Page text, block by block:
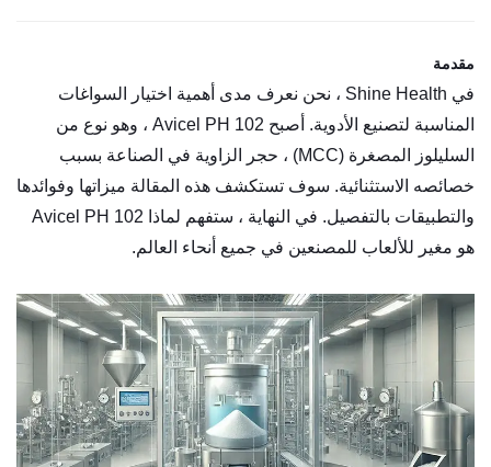
مقدمة
في Shine Health ، نحن نعرف مدى أهمية اختيار السواغات
المناسبة لتصنيع الأدوية. أصبح Avicel PH 102 ، وهو نوع من
السليلوز المصغرة (MCC) ، حجر الزاوية في الصناعة بسبب
خصائصه الاستثنائية. سوف تستكشف هذه المقالة ميزاتها وفوائدها
والتطبيقات بالتفصيل. في النهاية ، ستفهم لماذا Avicel PH 102
هو مغير للألعاب للمصنعين في جميع أنحاء العالم.